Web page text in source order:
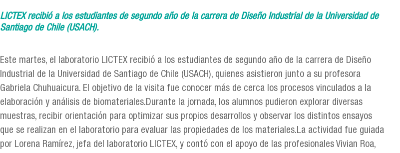
LICTEX recibió a los estudiantes de segundo año de la carrera de Diseño Industrial de la Universidad de
Santiago de Chile (USACH).
Este martes, el laboratorio LICTEX recibió a los estudiantes de segundo año de la carrera de Diseño
Industrial de la Universidad de Santiago de Chile (USACH), quienes asistieron junto a su profesora
Gabriela Chuhuaicura. El objetivo de la visita fue conocer más de cerca los procesos vinculados a la
elaboración y análisis de biomateriales.Durante la jornada, los alumnos pudieron explorar diversas
muestras, recibir orientación para optimizar sus propios desarrollos y observar los distintos ensayos
que se realizan en el laboratorio para evaluar las propiedades de los materiales.La actividad fue guiada
por Lorena Ramírez, jefa del laboratorio LICTEX, y contó con el apoyo de las profesionales Vivian Roa,